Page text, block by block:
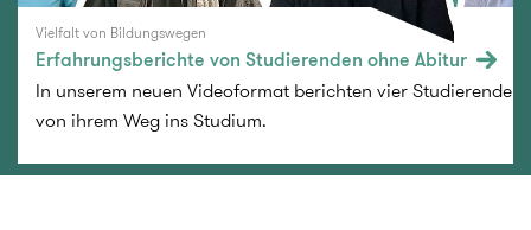
Vielfalt von Bildungswegen
Erfahrungsberichte von Studierenden ohne Abitur
In unserem neuen Videoformat berichten vier Studierende
von ihrem Weg ins Studium.